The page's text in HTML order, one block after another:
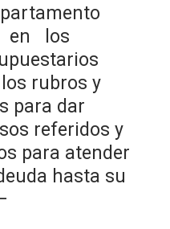
en los
rubros y
para dar
referidos y
para atender
hasta su